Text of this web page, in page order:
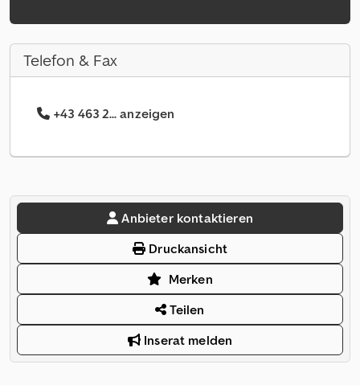
Telefon & Fax
+43 463 2... anzeigen
Anbieter kontaktieren
Druckansicht
Merken
Teilen
Inserat melden